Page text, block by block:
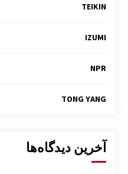
TEIKIN
IZUMI
NPR
TONG YANG
آخرین دیدگاه‌ها